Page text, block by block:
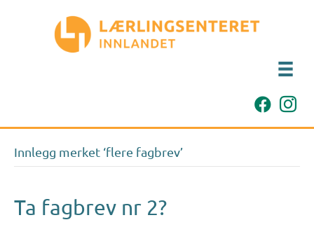
Innlegg merket ‘flere fagbrev’
Ta fagbrev nr 2?